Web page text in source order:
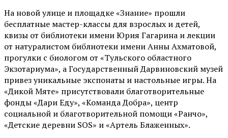
На новой улице и площадке «Знание» прошли
бесплатные мастер-классы для взрослых и детей,
квизы от библиотеки имени Юрия Гагарина и лекции
от натуралистом библиотеки имени Анны Ахматовой,
прогулки с биологом от «Тульского областного
Экзотариума», а Государственный Дарвиновский музей
привез уникальные экспонаты и настольные игры. На
«Дикой Мяте» присутствовали благотворительные
фонды «Дари Еду», «Команда Добра», центр
социальной и благотворительной помощи «Ранчо»,
«Детские деревни SOS» и «Артель Блаженных».